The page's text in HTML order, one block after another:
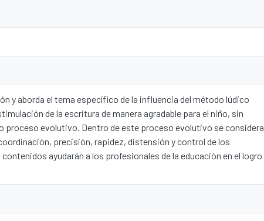
y aborda el tema específico de la influencia del método lúdico
de la escritura de manera agradable para el niño, sin
proceso evolutivo. Dentro de este proceso evolutivo se considera
precisión, rapidez, distensión y control de los
ayudarán a los profesionales de la educación en el logro